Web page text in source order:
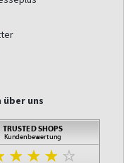
über uns